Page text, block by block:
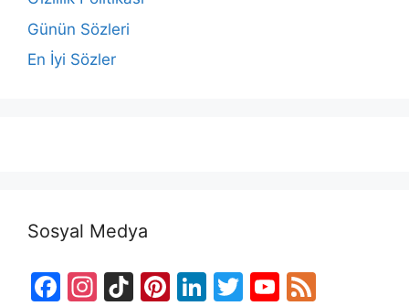
Günün Sözleri
En İyi Sözler
Sosyal Medya
F
In Ti Pi Li T
Y